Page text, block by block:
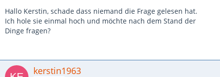
Hallo Kerstin, schade dass niemand die Frage gelesen hat.
Ich hole sie einmal hoch und möchte nach dem Stand der
Dinge fragen?
kerstin1963